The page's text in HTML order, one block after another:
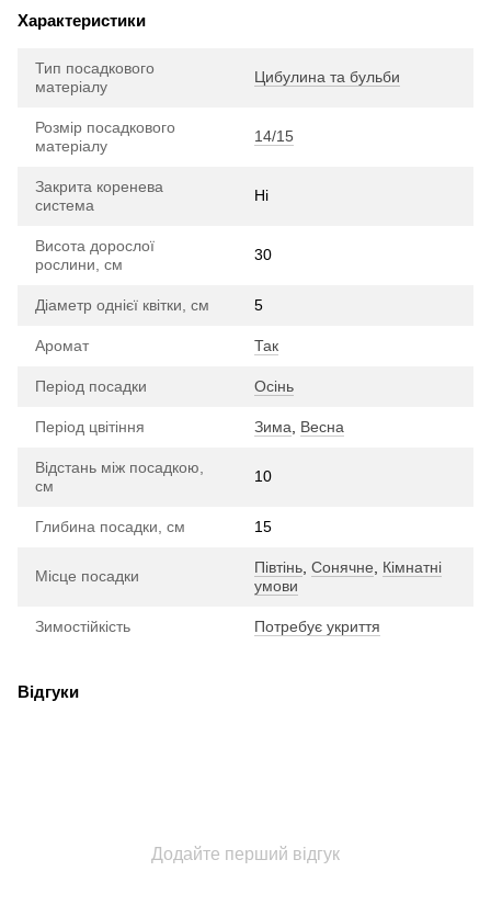
Характеристики
Тип посадкового
матеріалу
Цибулина та бульби
Розмір посадкового
матеріалу
14/15
Закрита коренева
система
Ні
Висота дорослої
рослини, см
30
Діаметр однієї квітки, см 5
Аромат Так
Період посадки Осінь
Період цвітіння Зима Весна
Відстань між посадкою,
см
10
Глибина посадки, см 15
Місце посадки Півтінь Сонячне
Кімнатні
умови
Зимостійкість Потребує укриття
Відгуки
Додайте перший відгук